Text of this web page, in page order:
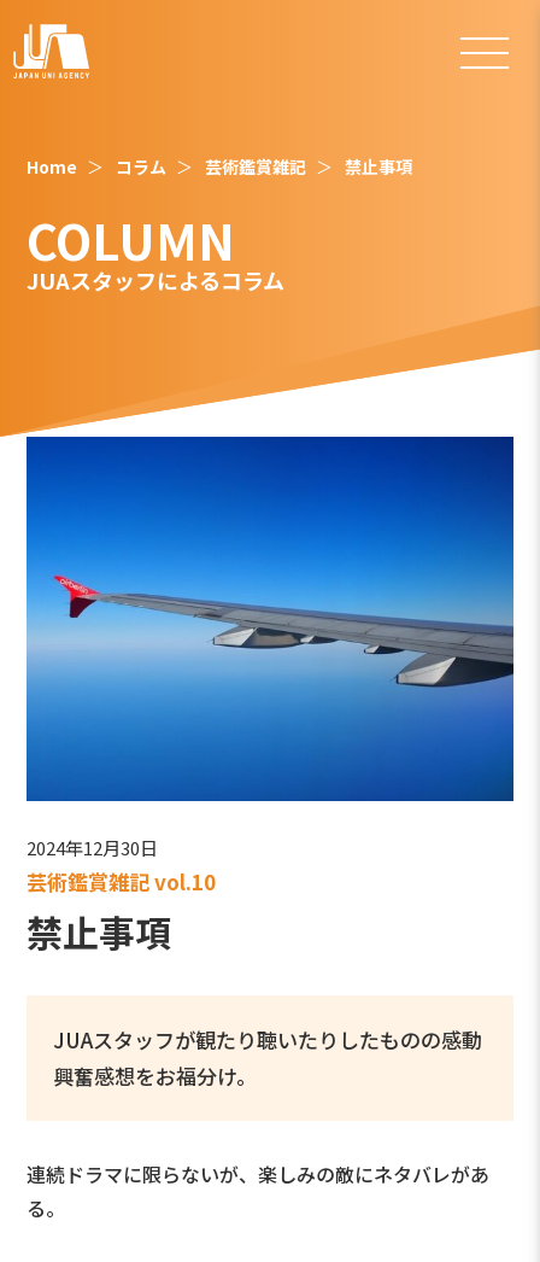
Home コラム 芸術鑑賞雑記 禁止事項
COLUMN
JUAスタッフによるコラム
2024年12月30日
芸術鑑賞雑記 vol.10
禁止事項
JUAスタッフが観たり聴いたりしたものの感動
興奮感想をお福分け。
連続ドラマに限らないが、楽しみの敵にネタバレがあ
る。